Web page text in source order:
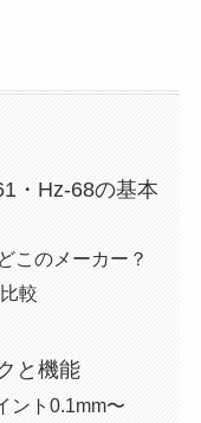
・Hz-68の基本
このメーカー？
較
と機能
ント0.1mm〜